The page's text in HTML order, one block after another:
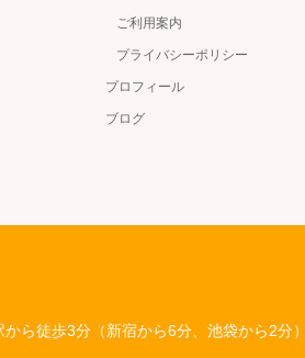
ご利用案内
プライバシーポリシー
プロフィール
ブログ
ら徒歩3分（新宿から6分、池袋から2分）